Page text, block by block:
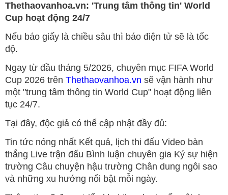
Thethaovanhoa.vn: 'Trung tâm thông tin' World
Cup hoạt động 24/7
Nếu báo giấy là chiều sâu thì báo điện tử sẽ là tốc
độ.
Ngay từ đầu tháng 5/2026, chuyên mục FIFA World
Cup 2026 trên Thethaovanhoa.vn sẽ vận hành như
một "trung tâm thông tin World Cup" hoạt động liên
tục 24/7.
Tại đây, độc giả có thể cập nhật đầy đủ:
Tin tức nóng nhất Kết quả, lịch thi đấu Video bàn
thắng Live trận đấu Bình luận chuyên gia Ký sự hiện
trường Câu chuyện hậu trường Chân dung ngôi sao
và những xu hướng nổi bật mỗi ngày.